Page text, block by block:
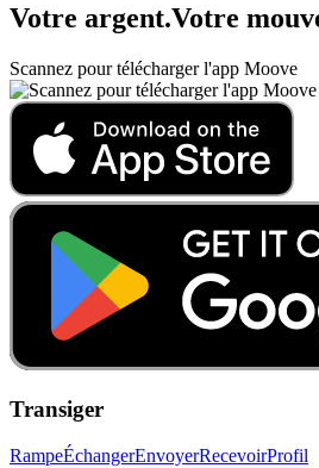
Votre argent.Votre
Scannez pour télécharger l'app Moove
Transiger
RampeÉchangerEnvoyerRecevoirProfil